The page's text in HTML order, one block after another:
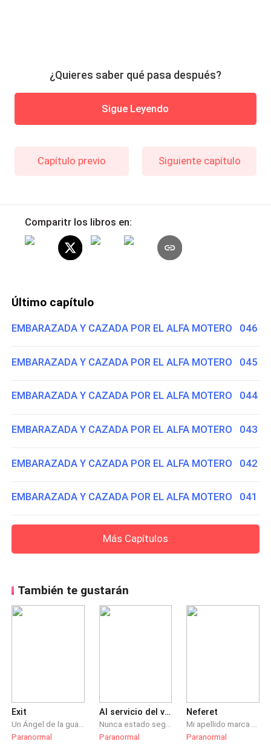
¿Quieres saber qué pasa después?
Sigue Leyendo
Capítulo previo Siguiente capítulo
Comparitr los libros en:
Último capítulo
EMBARAZADA Y CAZADA POR EL ALFA MOTERO 046
EMBARAZADA Y CAZADA POR EL ALFA MOTERO 045
EMBARAZADA Y CAZADA POR EL ALFA MOTERO 044
EMBARAZADA Y CAZADA POR EL ALFA MOTERO 043
EMBARAZADA Y CAZADA POR EL ALFA MOTERO 042
EMBARAZADA Y CAZADA POR EL ALFA MOTERO 041
Más Capítulos
También te gustarán
Exit
Un Ángel de la guarda que ha perdido toda la fe, buscará calmar su dolor cambiándose de bando. Nova después de darle la espalda al mismísimo Dios, atravesara la profunda oscuridad, para volver como humana ante una exigencia del Diablo, pero ésta vez ella no permitirá que los villanos ganen, hará todo para hacer justicia, aunque sea solo una vez.
Paranormal
Al servicio del vampiro
Nunca estado segura de que me depara el mañana pero jamás espere en caer en esta situación llena de insertidumbre, misterio y sorpresas pero pensándolo bien esto se ajusta perfectamente a lo que se aser y lucharé por salir de está posición.
Paranormal
Neferet
Mi apellido marca mi vida, sin poder elegir, sin poder pensar en que hacer con mi vida. Provengo de una familia muy influyente, un linaje de sirvientes leales a los vampiros.Cada sirviente comienza a los 16 años, e pasado huyendo para no ser una sirvienta, pero pronto será mi cumpleaños 16 y seré sirvienta de un vampiro, ¿podré hacerlo? Neferet alguien con un pasado oscuro que cree haber perdido los sentimientos hace mucho tiempo, la elije para ser su sirvienta, ¿escapara de su destino?
Paranormal